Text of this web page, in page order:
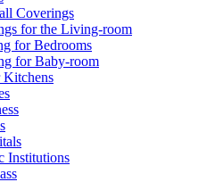
Coverings
for the Living-room
for Bedrooms
for Baby-room
Kitchens
Institutions